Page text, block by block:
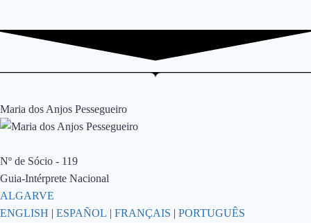
Maria dos Anjos Pessegueiro
Nº de Sócio - 119
Guia-Intérprete Nacional
ALGARVE
ENGLISH | ESPAÑOL | FRANÇAIS | PORTUGUÊS